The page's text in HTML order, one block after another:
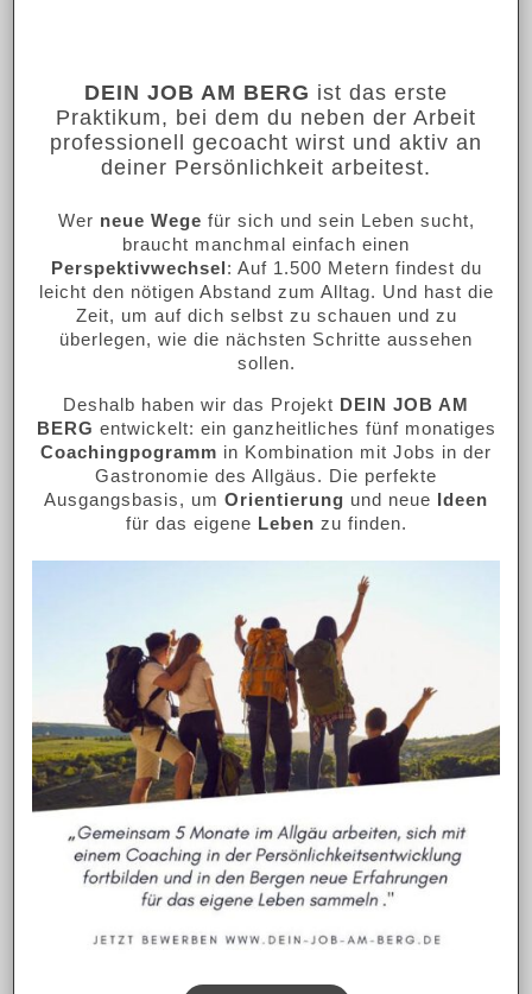
DEIN JOB AM BERG ist das erste
Praktikum, bei dem du neben der Arbeit
professionell gecoacht wirst und aktiv an
deiner Persönlichkeit arbeitest.
Wer neue Wege für sich und sein Leben sucht,
braucht manchmal einfach einen
Perspektivwechsel: Auf 1.500 Metern findest du
leicht den nötigen Abstand zum Alltag. Und hast die
Zeit, um auf dich selbst zu schauen und zu
überlegen, wie die nächsten Schritte aussehen
sollen.
Deshalb haben wir das Projekt DEIN JOB AM
BERG entwickelt: ein ganzheitliches fünf monatiges
Coachingpogramm in Kombination mit Jobs in der
Gastronomie des Allgäus. Die perfekte
Ausgangsbasis, um Orientierung und neue Ideen
für das eigene Leben zu finden.